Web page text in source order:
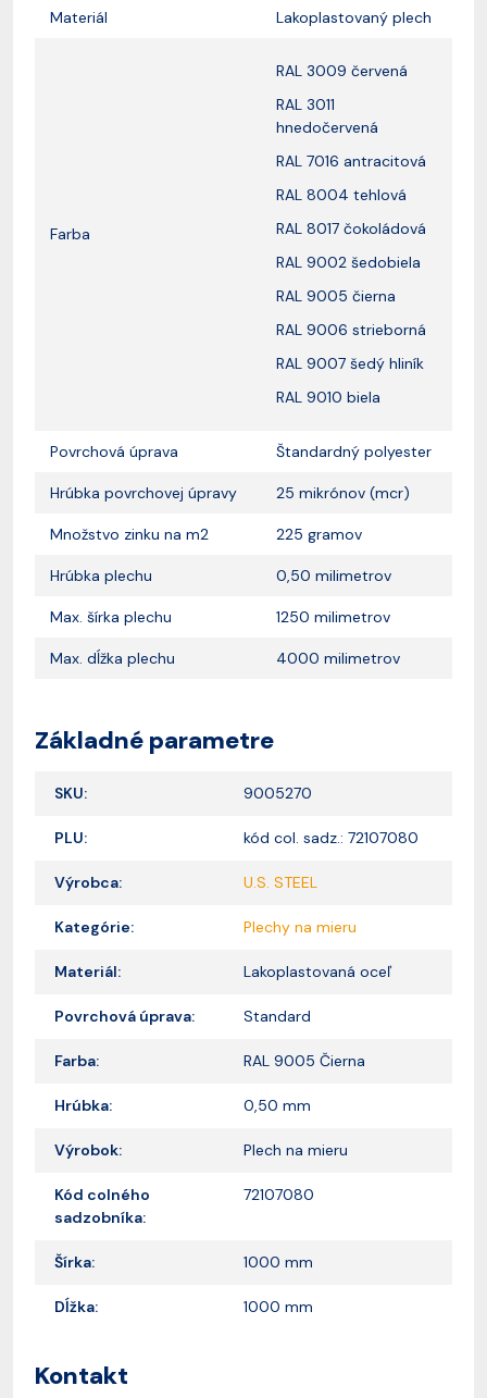
Materiál Lakoplastovaný plech
Farba
RAL 3009 červená
RAL 3011
hnedočervená
RAL 7016 antracitová
RAL 8004 tehlová
RAL 8017 čokoládová
RAL 9002 šedobiela
RAL 9005 čierna
RAL 9006 strieborná
RAL 9007 šedý hliník
RAL 9010 biela
Povrchová úprava Štandardný polyester
Hrúbka povrchovej úpravy 25 mikrónov (mcr)
Množstvo zinku na m2 225 gramov
Hrúbka plechu 0,50 milimetrov
Max. šírka plechu 1250 milimetrov
Max. dĺžka plechu 4000 milimetrov
Základné parametre
SKU: 9005270
PLU: kód col. sadz.: 72107080
Výrobca: U.S. STEEL
Kategórie: Plechy na mieru
Materiál: Lakoplastovaná oceľ
Povrchová úprava: Standard
Farba: RAL 9005 Čierna
Hrúbka: 0,50 mm
Výrobok: Plech na mieru
Kód colného
sadzobníka:
72107080
Šírka: 1000 mm
Dĺžka: 1000 mm
Kontakt